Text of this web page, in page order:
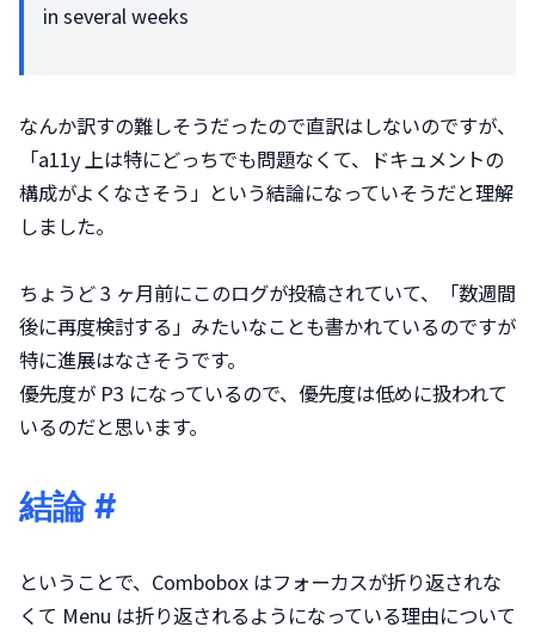
in several weeks
なんか訳すの難しそうだったので直訳はしないのですが、
「a11y 上は特にどっちでも問題なくて、ドキュメントの
構成がよくなさそう」という結論になっていそうだと理解
しました。
ちょうど 3 ヶ月前にこのログが投稿されていて、「数週間
後に再度検討する」みたいなことも書かれているのですが
特に進展はなさそうです。
優先度が P3 になっているので、優先度は低めに扱われて
いるのだと思います。
結論#
ということで、Combobox はフォーカスが折り返されな
くて Menu は折り返されるようになっている理由について